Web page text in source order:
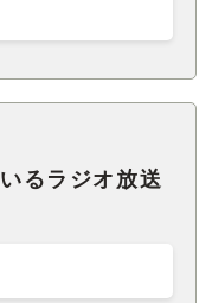
るラジオ放送